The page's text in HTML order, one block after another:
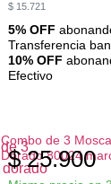
$15.721
5% OFF
Transferencia
10% OFF
Efectivo
Combo de 3
Dorado 80024
$25.900